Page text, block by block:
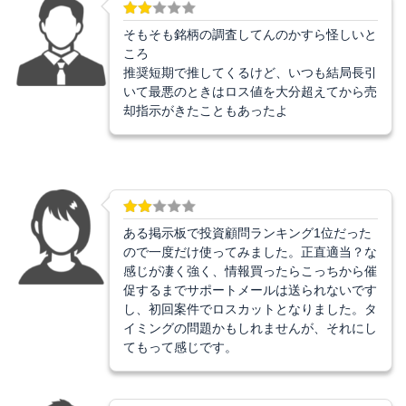
そもそも銘柄の調査してんのかすら怪しいと
ころ
推奨短期で推してくるけど、いつも結局長引
いて最悪のときはロス値を大分超えてから売
却指示がきたこともあったよ
ある掲示板で投資顧問ランキング1位だった
ので一度だけ使ってみました。正直適当？な
感じが凄く強く、情報買ったらこっちから催
促するまでサポートメールは送られないです
し、初回案件でロスカットとなりました。タ
イミングの問題かもしれませんが、それにし
てもって感じです。